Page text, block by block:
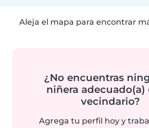
Aleja el mapa para encontrar
¿No encuentras
niñera adecuado(a)
vecindario?
Agrega tu perfil hoy y